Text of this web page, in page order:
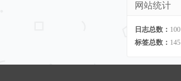
网站统计
日志总数： 100
标签总数： 145